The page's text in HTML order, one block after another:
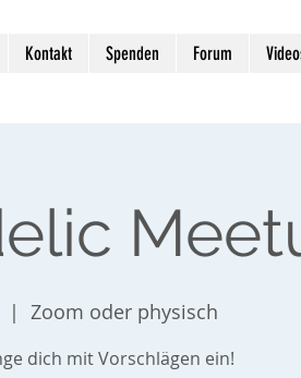
Kontakt Spenden Forum
|
Zoom oder physisch
dich mit Vorschlägen ein!